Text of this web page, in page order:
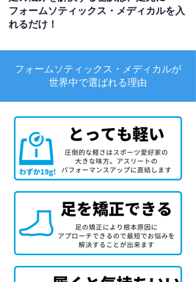
フォームソティックス・メディカルを入
れるだけ！
フォームソティックス・メディカルが
世界中で選ばれる理由